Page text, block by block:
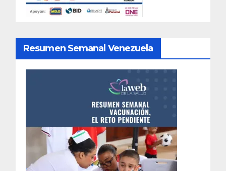
Resumen Semanal Venezuela